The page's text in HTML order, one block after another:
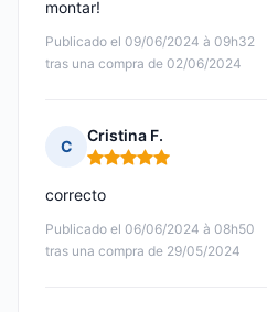
Publicado el 09/06/2024 à 09h32
tras una compra de 02/06/2024
montar!
C
Cristina F.
Nota: 5 de 5
Publicado el 06/06/2024 à 08h50
tras una compra de 29/05/2024
correcto